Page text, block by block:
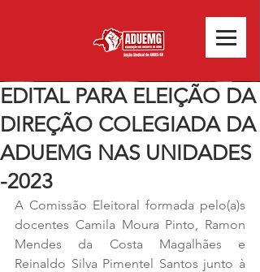
EDITAL PARA ELEIÇÃO DA
DIREÇÃO COLEGIADA DA
ADUEMG NAS UNIDADES
-2023
A Comissão Eleitoral formada pelo(a)s
docentes Camila Moura Pinto, Ramon
Mendes da Costa Magalhães e
Reinaldo Silva Pimentel Santos junto à